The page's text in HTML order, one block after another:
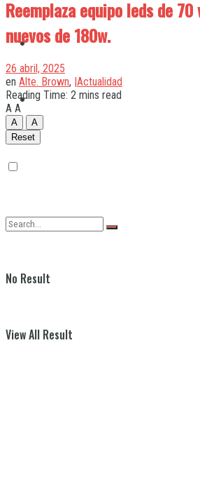
Quilmes
Varela
No Result
View All Result
Reemplaza equipo leds de
nuevos de 180w.
26 abril, 2025
en Alte. Brown, |Actualidad
Reading Time: 2 mins read
A A
A
A
Reset